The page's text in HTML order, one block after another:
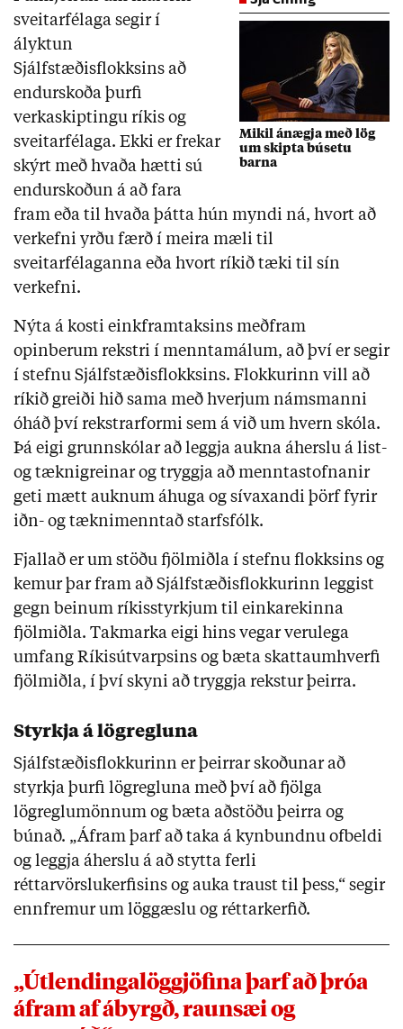
Mikil ánægja með lög
um skipta búsetu
barna
sveitarfélaga segir í
ályktun
Sjálfstæðisflokksins að
endurskoða þurfi
verkaskiptingu ríkis og
sveitarfélaga. Ekki er frekar
skýrt með hvaða hætti sú
endurskoðun á að fara
fram eða til hvaða þátta hún myndi ná, hvort að
verkefni yrðu færð í meira mæli til
sveitarfélaganna eða hvort ríkið tæki til sín
verkefni.
Nýta á kosti einkframtaksins meðfram
opinberum rekstri í menntamálum, að því er segir
í stefnu Sjálfstæðisflokksins. Flokkurinn vill að
ríkið greiði hið sama með hverjum námsmanni
óháð því rekstrarformi sem á við um hvern skóla.
Þá eigi grunnskólar að leggja aukna áherslu á list-
og tæknigreinar og tryggja að menntastofnanir
geti mætt auknum áhuga og sívaxandi þörf fyrir
iðn- og tæknimenntað starfsfólk.
Fjallað er um stöðu fjölmiðla í stefnu flokksins og
kemur þar fram að Sjálfstæðisflokkurinn leggist
gegn beinum ríkisstyrkjum til einkarekinna
fjölmiðla. Takmarka eigi hins vegar verulega
umfang Ríkisútvarpsins og bæta skattaumhverfi
fjölmiðla, í því skyni að tryggja rekstur þeirra.
Styrkja á lögregluna
Sjálfstæðisflokkurinn er þeirrar skoðunar að
styrkja þurfi lögregluna með því að fjölga
lögreglumönnum og bæta aðstöðu þeirra og
búnað. „Áfram þarf að taka á kynbundnu ofbeldi
og leggja áherslu á að stytta ferli
réttarvörslukerfisins og auka traust til þess,“ segir
ennfremur um löggæslu og réttarkerfið.
„Útlendingalöggjöfina þarf að þróa
áfram af ábyrgð, raunsæi og